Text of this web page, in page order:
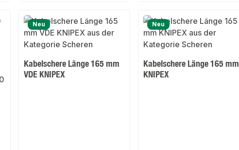
Neu
Kabelschere Länge 165 mm
VDE KNIPEX
Neu
Kabelschere Länge 165 mm
KNIPEX